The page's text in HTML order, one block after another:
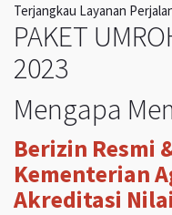
Terjangkau Layanan
PAKET
2023
Mengapa
Berizin Resmi
Kementerian
Akreditasi